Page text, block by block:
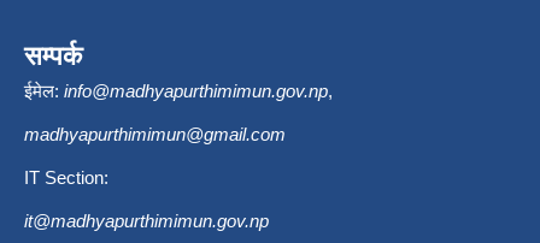
सम्पर्क
ईमेल: info@madhyapurthimimun.gov.np,
madhyapurthimimun@gmail.com
IT Section:
it@madhyapurthimimun.gov.np